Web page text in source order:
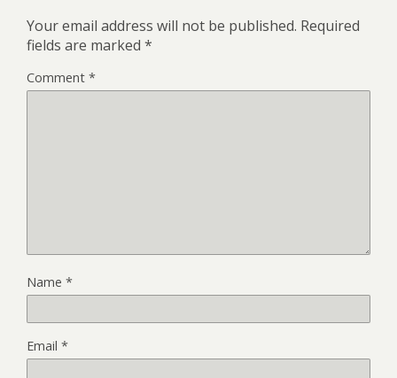
Your email address will not be published. Required
fields are marked *
Comment *
Name *
Email *